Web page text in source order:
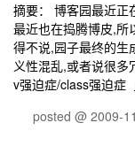
摘要： 博客园最近正
最近也在捣腾博皮,所
得不说,园子最终的生
义性混乱,或者说很多
v强迫症/class强迫症
posted @ 2009-